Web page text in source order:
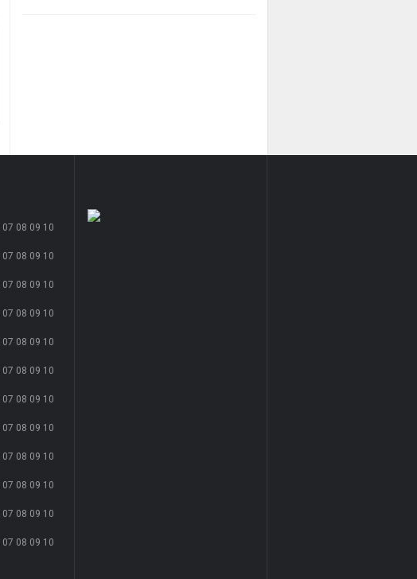
07 08 09 10
07 08 09 10
07 08 09 10
07 08 09 10
07 08 09 10
07 08 09 10
07 08 09 10
07 08 09 10
07 08 09 10
07 08 09 10
07 08 09 10
07 08 09 10